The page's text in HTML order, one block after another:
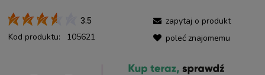
3.5
Kod produktu: 105621
zapytaj o produkt
poleć znajomemu